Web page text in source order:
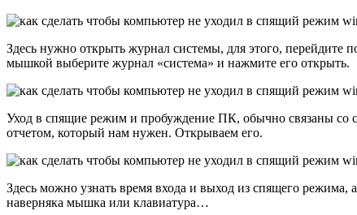
Здесь нужно открыть журнал системы, для этого,
мышкой выберите журнал «система» и нажмите его открыть.
Уход в спящие режим и пробуждение ПК, обычно связаны со
отчетом, который нам нужен. Открываем его.
Здесь можно узнать время входа и выход из спящего
наверняка мышка или клавиатура…